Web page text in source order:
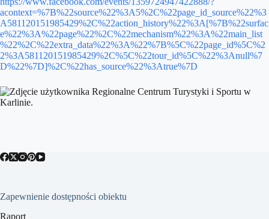
acontext=%7B%22source%22%3A5%2C%22page_id_source%22%3
A581120151985429%2C%22action_history%22%3A[%7B%22surfac
e%22%3A%22page%22%2C%22mechanism%22%3A%22main_list
%22%2C%22extra_data%22%3A%22%7B%5C%22page_id%5C%2
2%3A581120151985429%2C%5C%22tour_id%5C%22%3Anull%7
D%22%7D]%2C%22has_source%22%3Atrue%7D
Zapewnienie dostępności obiektu
Raport